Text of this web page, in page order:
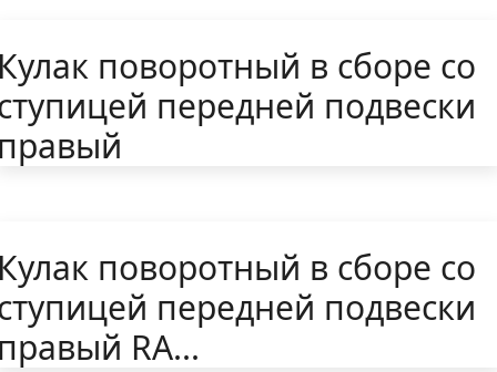
поворотный в сборе со
передней подвески
поворотный в сборе со
передней подвески
RA...